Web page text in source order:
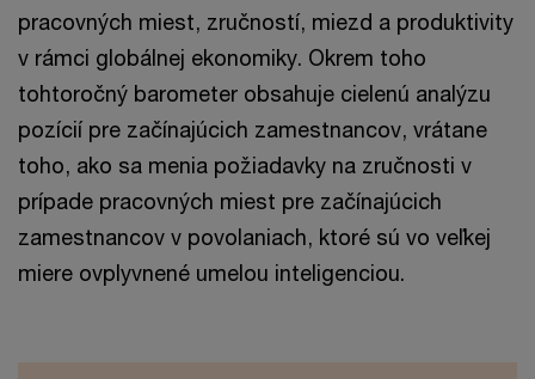
pracovných miest, zručností, miezd a produktivity
v rámci globálnej ekonomiky. Okrem toho
tohtoročný barometer obsahuje cielenú analýzu
pozícií pre začínajúcich zamestnancov, vrátane
toho, ako sa menia požiadavky na zručnosti v
prípade pracovných miest pre začínajúcich
zamestnancov v povolaniach, ktoré sú vo veľkej
miere ovplyvnené umelou inteligenciou.